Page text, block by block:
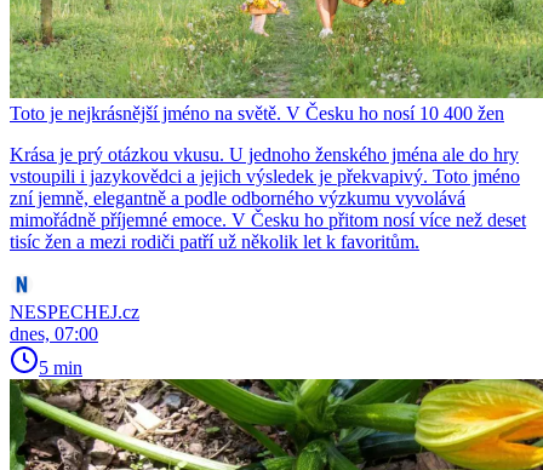
Toto je nejkrásnější jméno na světě. V Česku ho nosí 10 400 žen
Krása je prý otázkou vkusu. U jednoho ženského jména ale do hry
vstoupili i jazykovědci a jejich výsledek je překvapivý. Toto jméno
zní jemně, elegantně a podle odborného výzkumu vyvolává
mimořádně příjemné emoce. V Česku ho přitom nosí více než deset
tisíc žen a mezi rodiči patří už několik let k favoritům.
NESPECHEJ.cz
dnes, 07:00
5 min